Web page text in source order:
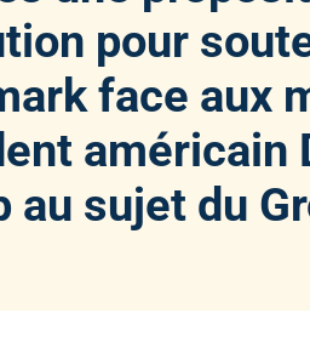
pour
face aux
américain
au sujet du
sur Whatsapp
sur TikTok